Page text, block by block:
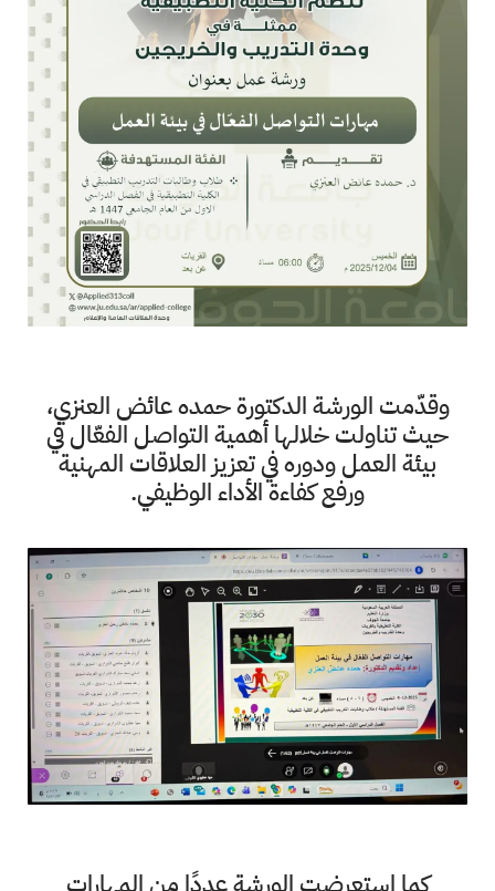
وقدّمت الورشة الدكتورة حمده عائض العنزي،
حيث تناولت خلالها أهمية التواصل الفعّال في
بيئة العمل ودوره في تعزيز العلاقات المهنية
ورفع كفاءة الأداء الوظيفي.